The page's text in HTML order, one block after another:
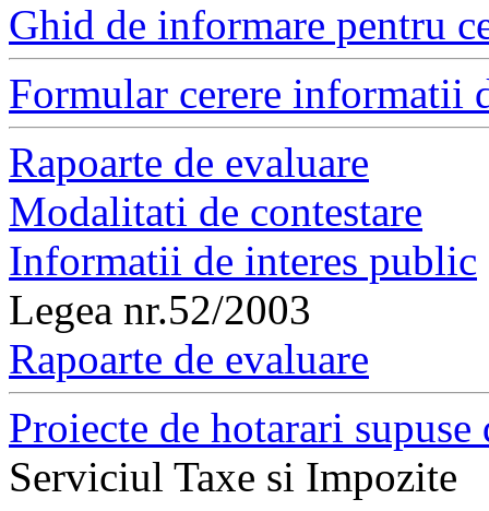
Ghid de informare pentru
Formular cerere informatii
Rapoarte de evaluare
Modalitati de contestare
Informatii de interes public
Legea nr.52/2003
Rapoarte de evaluare
Proiecte de hotarari
Serviciul Taxe si Impozite